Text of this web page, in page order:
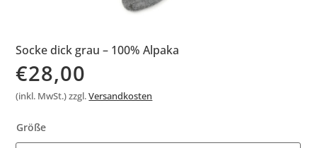
Socke dick grau – 100% Alpaka
€28,00
(inkl. MwSt.) zzgl.Versandkosten
Größe